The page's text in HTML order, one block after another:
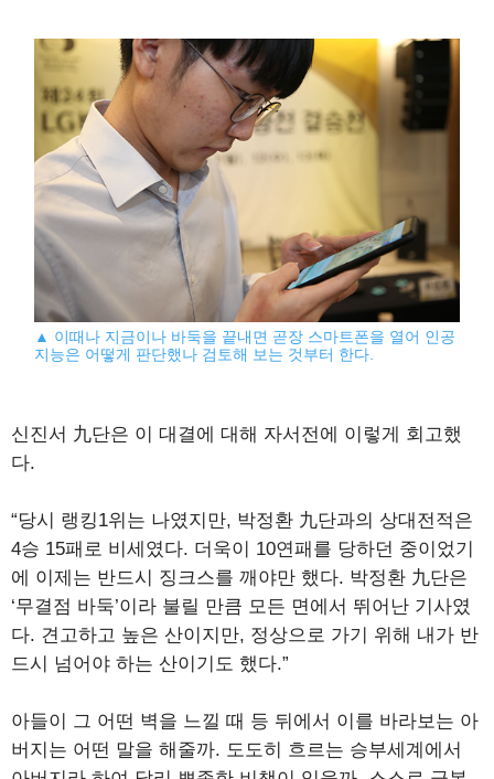
▲ 이때나 지금이나 바둑을 끝내면 곧장 스마트폰을 열어 인공
지능은 어떻게 판단했나 검토해 보는 것부터 한다.
신진서 九단은 이 대결에 대해 자서전에 이렇게 회고했
다.
“당시 랭킹1위는 나였지만, 박정환 九단과의 상대전적은
4승 15패로 비세였다. 더욱이 10연패를 당하던 중이었기
에 이제는 반드시 징크스를 깨야만 했다. 박정환 九단은
‘무결점 바둑’이라 불릴 만큼 모든 면에서 뛰어난 기사였
다. 견고하고 높은 산이지만, 정상으로 가기 위해 내가 반
드시 넘어야 하는 산이기도 했다.”
아들이 그 어떤 벽을 느낄 때 등 뒤에서 이를 바라보는 아
버지는 어떤 말을 해줄까. 도도히 흐르는 승부세계에서